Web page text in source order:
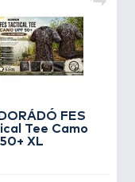
FES
Tee Camo
XL